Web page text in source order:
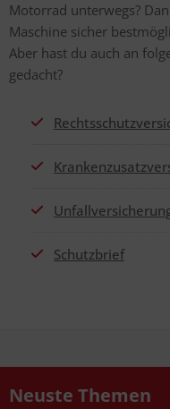
Motor­rad unter­wegs?
Maschi­ne sicher
Aber hast du auch an
gedacht?
Schutz­brief
Neus­te Themen